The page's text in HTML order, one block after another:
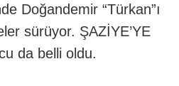
Doğandemir “Türkan”ı
sürüyor. ŞAZİYE’YE
da belli oldu.